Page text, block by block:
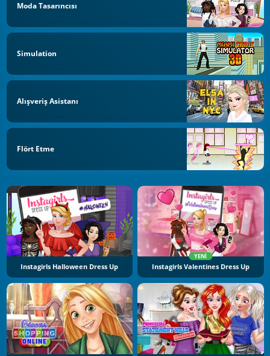
Moda Tasarıncısı
Simulation
Alışveriş Asistanı
Flört Etme
Instagirls Halloween Dress Up
YENI
Instagirls Valentines Dress Up